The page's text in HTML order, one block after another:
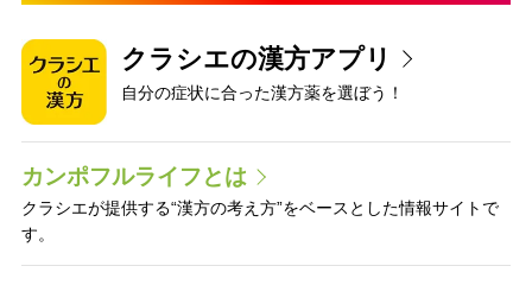
クラシエの漢方アプリ
自分の症状に合った漢方薬を選ぼう！
カンポフルライフとは
クラシエが提供する“漢方の考え方”をベースとした情報サイトで
す。